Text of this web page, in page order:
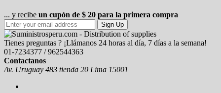
... y recibe un cupón de $ 20 para la primera compra
Sign Up
Tienes preguntas ? ¡Llámanos 24 horas al día, 7 días a la semana!
01-7234377 / 962544363
Contactanos
Av. Uruguay 483 tienda 20 Lima 15001